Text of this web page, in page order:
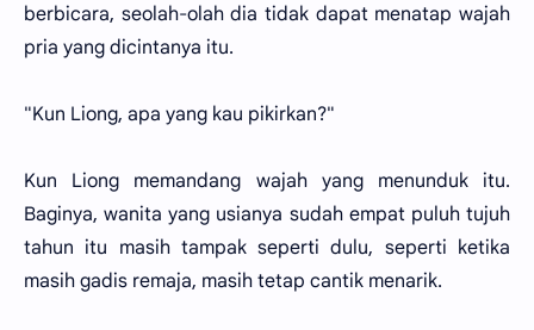
berbicara, seolah-olah dia tidak dapat menatap wajah
pria yang dicintanya itu.
"Kun Liong, apa yang kau pikirkan?"
Kun Liong memandang wajah yang menunduk itu.
Baginya, wanita yang usianya sudah empat puluh tujuh
tahun itu masih tampak seperti dulu, seperti ketika
masih gadis remaja, masih tetap cantik menarik.